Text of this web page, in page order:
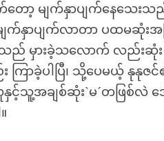
က်တော့ မျက်နှာပျက်နေသေ
မျက်နှာပျက်လာတာ ပထ
ပါသည် မှားခဲ့သလောက် လည်
ာခဲ့ပါပြီ၊ သို့ပေမယ့် နုနုဇင်
င့်သူ့အချစ်ဆုံး`မ´တဖြစ်လဲ